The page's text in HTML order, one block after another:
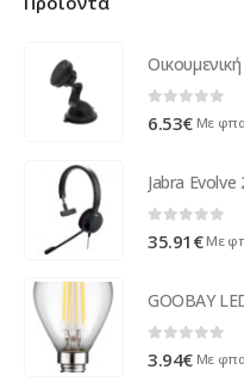
0out of 5
6.53€ Με
0 out of 5
35.91 € Με
0 out of 5
3.94€ Με